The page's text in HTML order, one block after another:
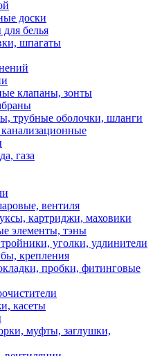
доски
белья
шпагаты
клапаны, зонты
трубные оболочки, шланги
газа
вентиля
картриджи, маховики
элементы, тэны
уголки, удлинители
крепления
пробки, фитинговые
касеты
муфты, заглушки,